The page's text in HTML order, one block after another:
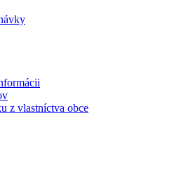
z vlastníctva obce